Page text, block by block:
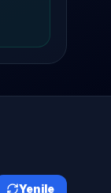
Yenile